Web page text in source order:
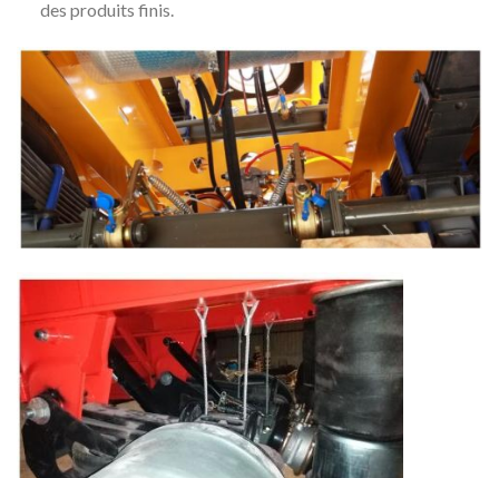
des produits finis.